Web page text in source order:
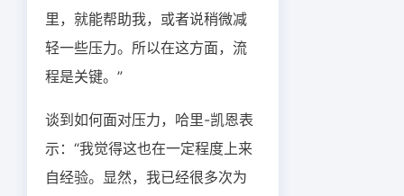
里，就能帮助我，或者说稍微减
轻一些压力。所以在这方面，流
程是关键。”
谈到如何面对压力，哈里-凯恩表
示：“我觉得这也在一定程度上来
自经验。显然，我已经很多次为